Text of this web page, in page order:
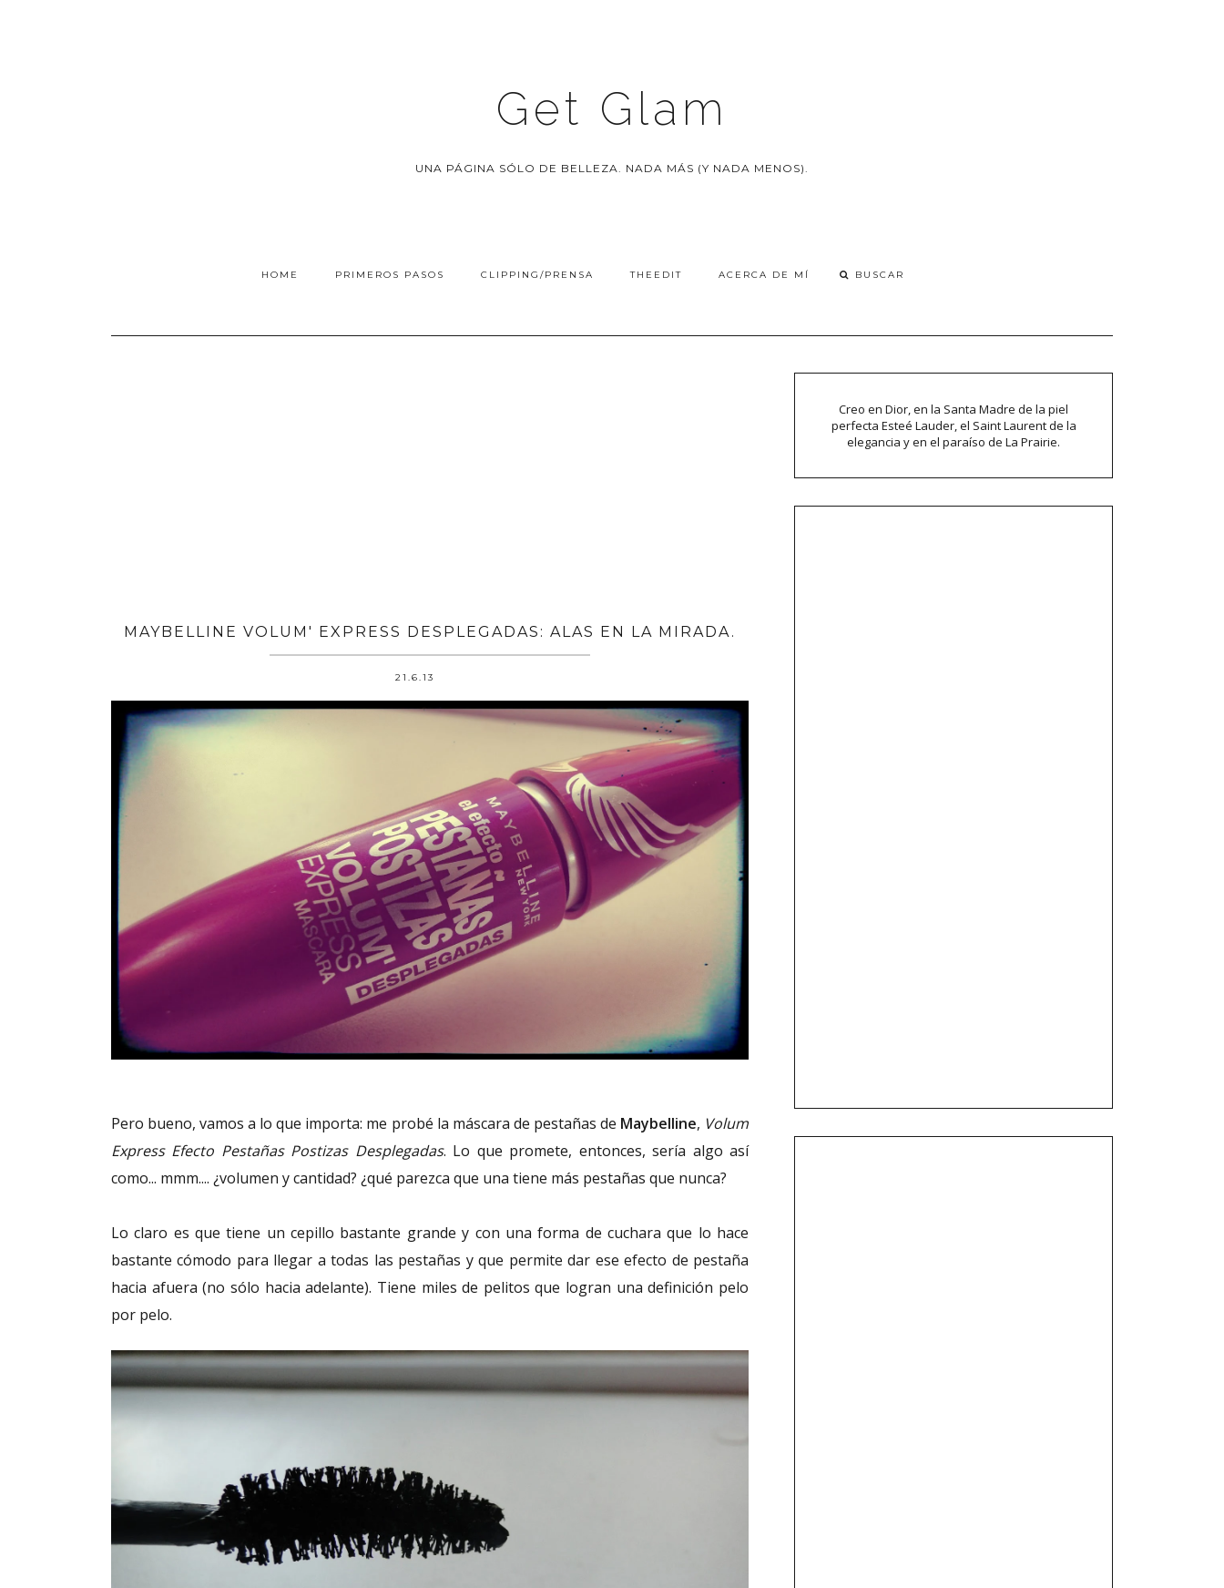
Get Glam
UNA PÁGINA SÓLO DE BELLEZA. NADA MÁS (Y NADA MENOS).
HOME PRIMEROS PASOS CLIPPING/PRENSA THEEDIT ACERCA DE MÍ
MAYBELLINE VOLUM' EXPRESS DESPLEGADAS: ALAS EN LA MIRADA.
21.6.13
Pero bueno, vamos a lo que importa: me probé la máscara de pestañas de Maybelline, Volum
Express Efecto Pestañas Postizas Desplegadas. Lo que promete, entonces, sería algo así
como... mmm.... ¿volumen y cantidad? ¿qué parezca que una tiene más pestañas que nunca?
Lo claro es que tiene un cepillo bastante grande y con una forma de cuchara que lo hace
bastante cómodo para llegar a todas las pestañas y que permite dar ese efecto de pestaña
hacia afuera (no sólo hacia adelante). Tiene miles de pelitos que logran una definición pelo
por pelo.
Creo en Dior, en la Santa Madre de la piel
perfecta Esteé Lauder, el Saint Laurent de la
elegancia y en el paraíso de La Prairie.